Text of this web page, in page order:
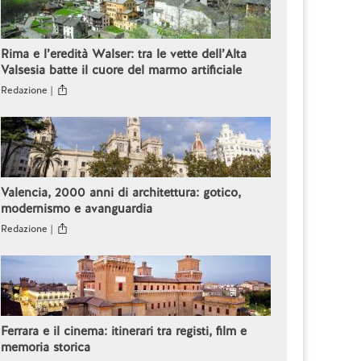
Rima e l’eredità Walser: tra le vette dell’Alta
Valsesia batte il cuore del marmo artificiale
Redazione |
Valencia, 2000 anni di architettura: gotico,
modernismo e avanguardia
Redazione |
Ferrara e il cinema: itinerari tra registi, film e
memoria storica